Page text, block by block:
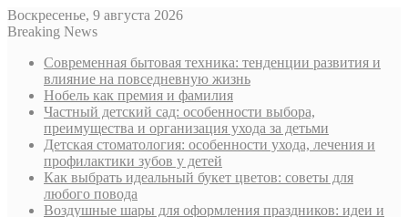
Воскресенье, 9 августа 2026
Breaking News
Современная бытовая техника: тенденции развития и
влияние на повседневную жизнь
Нобель как премия и фамилия
Частный детский сад: особенности выбора,
преимущества и организация ухода за детьми
Детская стоматология: особенности ухода, лечения и
профилактики зубов у детей
Как выбрать идеальный букет цветов: советы для
любого повода
Воздушные шары для оформления праздников: идеи и